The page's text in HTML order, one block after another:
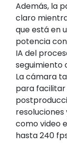
Además, la
claro
que está en
potencia
IA del
seguimiento
La cámara
para
como video
hasta 240